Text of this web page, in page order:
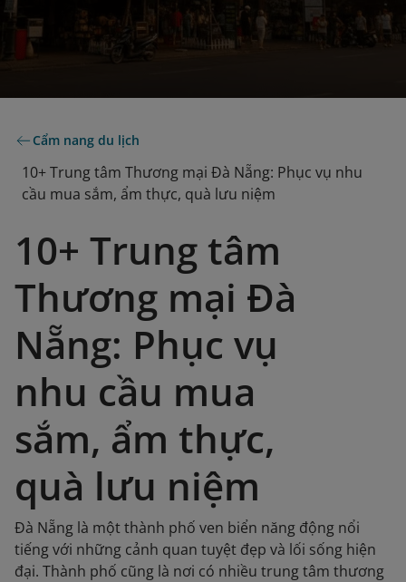
Cẩm nang du lịch
10+ Trung tâm Thương mại Đà Nẵng: Phục vụ nhu
cầu mua sắm, ẩm thực, quà lưu niệm
10+ Trung tâm
Thương mại Đà
Nẵng: Phục vụ
nhu cầu mua
sắm, ẩm thực,
quà lưu niệm
Đà Nẵng là một thành phố ven biển năng động nổi
tiếng với những cảnh quan tuyệt đẹp và lối sống hiện
đại. Thành phố cũng là nơi có nhiều trung tâm thương